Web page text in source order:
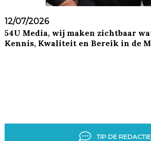
12/07/2026
54U Media, wij maken zichtbaar
Kennis, Kwaliteit en Bereik in de
TIP DE REDACTIE